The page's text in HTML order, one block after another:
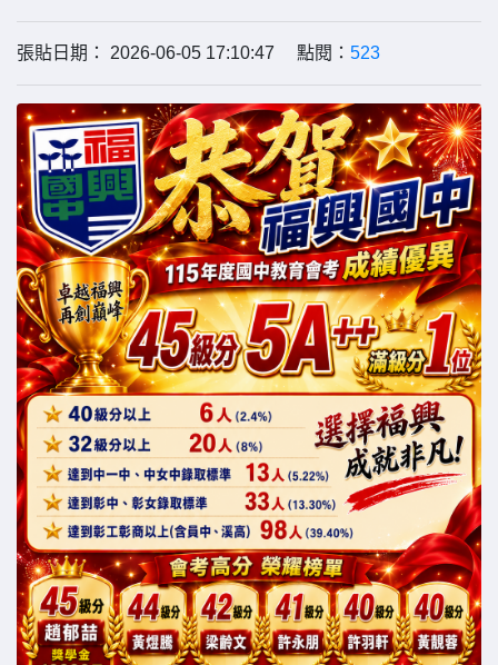
張貼日期： 2026-06-05 17:10:47 點閱： 523